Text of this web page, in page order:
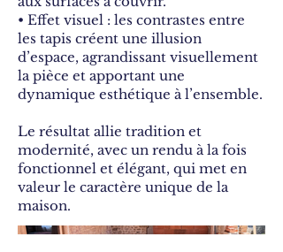
• Effet visuel : les contrastes entre
les tapis créent une illusion
d’espace, agrandissant visuellement
la pièce et apportant une
dynamique esthétique à l’ensemble.
Le résultat allie tradition et
modernité, avec un rendu à la fois
fonctionnel et élégant, qui met en
valeur le caractère unique de la
maison.